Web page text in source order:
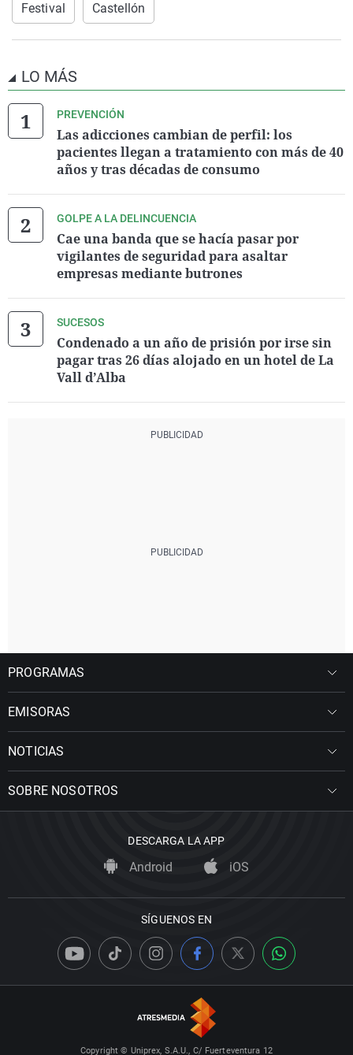
Festival Castellón
LO MÁS
PREVENCIÓN
Las adicciones cambian de perfil: los
pacientes llegan a tratamiento con más de 40
años y tras décadas de consumo
GOLPE A LA DELINCUENCIA
Cae una banda que se hacía pasar por
vigilantes de seguridad para asaltar
empresas mediante butrones
SUCESOS
Condenado a un año de prisión por irse sin
pagar tras 26 días alojado en un hotel de La
Vall d’Alba
PROGRAMAS
EMISORAS
NOTICIAS
SOBRE NOSOTROS
DESCARGA LA APP
Android iOS
SÍGUENOS EN
Copyright © Uniprex, S.A.U., C/ Fuerteventura 12